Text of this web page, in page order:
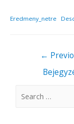
Eredmeny_netre
←
S